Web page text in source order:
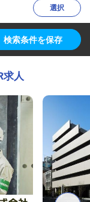
選択
検索条件を保存
求人